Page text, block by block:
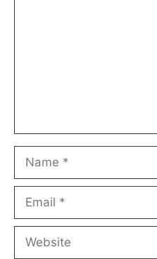
Name
Email
Website